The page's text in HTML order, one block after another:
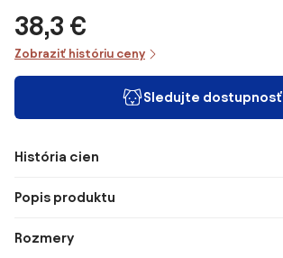
38,3 €
Zobraziť históriu ceny
Sledujte dostupnosť
História cien
Popis produktu
Rozmery